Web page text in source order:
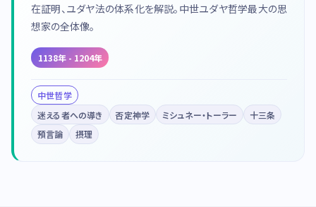
在証明、ユダヤ法の体系化を解説。中世ユダヤ哲学最大の思
想家の全体像。
1138年 - 1204年
中世哲学
迷える者への導き
否定神学 ミシュネー・トーラー
十三条
預言論
摂理